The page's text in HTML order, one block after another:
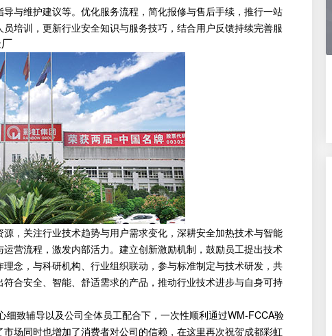
与维护建议等。优化服务流程，简化报修与售后手续，推行一站
培训，更新行业安全知识与服务技巧，结合用户反馈持续完善服
关注行业技术趋势与用户需求变化，深耕安全加热技术与智能
营流程，激发内部活力。建立创新激励机制，鼓励员工提出技术
念，与科研机构、行业组织联动，参与标准制定与技术研发，共
合安全、智能、舒适需求的产品，推动行业技术进步与自身可持
细致辅导以及公司全体员工配合下，一次性顺利通过WM-FCCA验
场同时也增加了消费者对公司的信赖，在这里再次祝贺成都彩虹